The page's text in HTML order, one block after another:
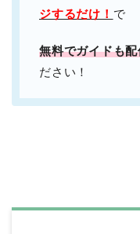
ジするだけ！ で
無料でガイドも配
ださい！